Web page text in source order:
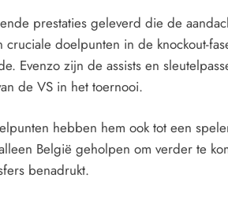
prestaties geleverd die de
doelpunten in de knockout-
Evenzo zijn de assists en
de VS in het toernooi.
hebben hem ook tot een
België geholpen om verder te
benadrukt.